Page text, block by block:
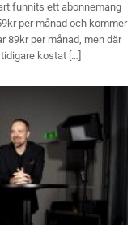
funnits ett abonnemang
per månad och kommer
89kr per månad, men där
kostat […]